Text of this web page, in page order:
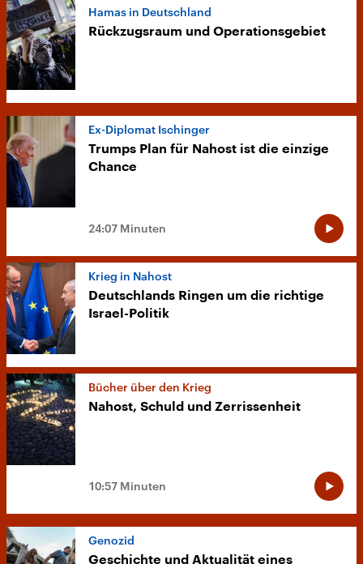
Hamas in Deutschland
Rückzugsraum und Operationsgebiet
Ex-Diplomat Ischinger
Trumps Plan für Nahost ist die einzige
Chance
24:07 Minuten
Krieg in Nahost
Deutschlands Ringen um die richtige
Israel-Politik
Bücher über den Krieg
Nahost, Schuld und Zerrissenheit
10:57 Minuten
Genozid
Geschichte und Aktualität eines